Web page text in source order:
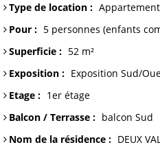
Type de location :
Pour : 5 personnes (enfants
Superficie : 52 m²
Exposition : Exposition Sud/
Etage : 1er étage
Balcon / Terrasse : balcon Sud
Nom de la résidence : DEUX